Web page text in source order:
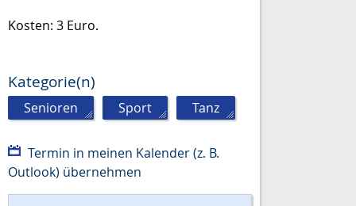
Kosten: 3 Euro.
Kategorie(n)
Senioren Sport Tanz
Termin in meinen Kalender (z. B.
Outlook) übernehmen